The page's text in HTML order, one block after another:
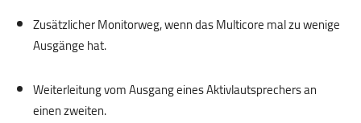
Zusätzlicher Monitorweg, wenn das Multicore mal zu wenige
Ausgänge hat.
Weiterleitung vom Ausgang eines Aktivlautsprechers an
einen zweiten.